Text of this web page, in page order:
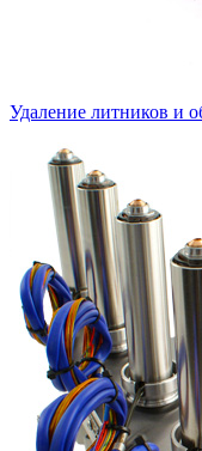
Удаление литников и